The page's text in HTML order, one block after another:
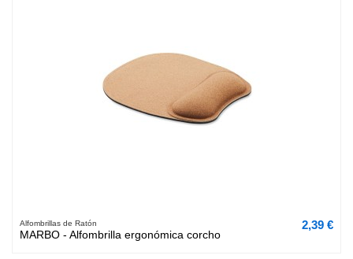
Alfombrillas de Ratón
MARBO - Alfombrilla ergonómica corcho
2,39 €